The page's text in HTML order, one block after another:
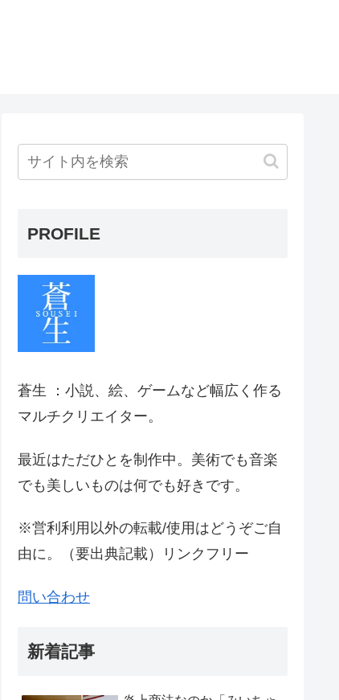
PROFILE
蒼生 ：小説、絵、ゲームなど幅広く作る
マルチクリエイター。
最近はただひとを制作中。美術でも音楽
でも美しいものは何でも好きです。
※営利利用以外の転載/使用はどうぞご自
由に。（要出典記載）リンクフリー
問い合わせ
新着記事